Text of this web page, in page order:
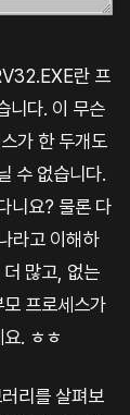
란 프
니다. 이 무슨
가 한 두개도
수 없습니다.
니요? 물론 다
라고 이해하
많고, 없는
프로세스가
. ㅎㅎ
리를 살펴보